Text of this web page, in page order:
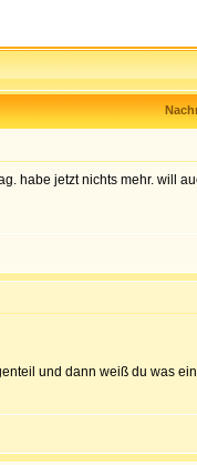
habe jetzt nichts mehr. will
und dann weiß du was